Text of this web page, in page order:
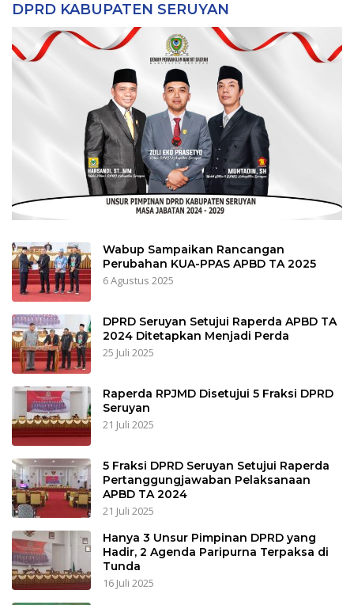
DPRD KABUPATEN SERUYAN
Wabup Sampaikan Rancangan
Perubahan KUA-PPAS APBD TA 2025
6 Agustus 2025
DPRD Seruyan Setujui Raperda APBD TA
2024 Ditetapkan Menjadi Perda
25 Juli 2025
Raperda RPJMD Disetujui 5 Fraksi DPRD
Seruyan
21 Juli 2025
5 Fraksi DPRD Seruyan Setujui Raperda
Pertanggungjawaban Pelaksanaan
APBD TA 2024
21 Juli 2025
Hanya 3 Unsur Pimpinan DPRD yang
Hadir, 2 Agenda Paripurna Terpaksa di
Tunda
16 Juli 2025